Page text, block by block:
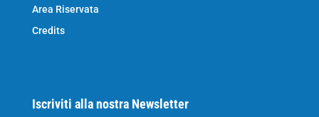
Area Riservata
Credits
Iscriviti alla nostra Newsletter